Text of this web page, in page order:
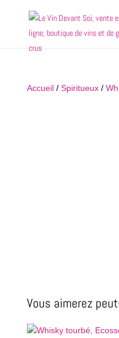
Accueil/ Spiritueux/
Vous aimerez